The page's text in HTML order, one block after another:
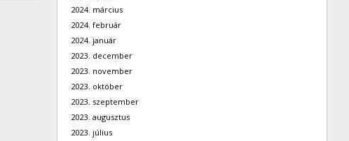
2024. március
2024. február
2024. január
2023. december
2023. november
2023. október
2023. szeptember
2023. augusztus
2023. július